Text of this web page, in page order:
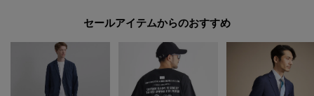
セールアイテムからのおすすめ